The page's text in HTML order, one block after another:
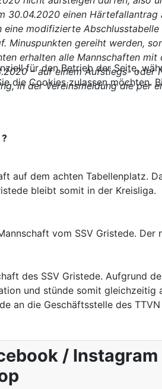
einen Härtefallantrag
modifizierte
gereiht werden,
erhalten alle Mannschaften
– auf einem Aufstiegs-
in der Vereinsmeldung die
auf dem achten Tabellenplatz.
bleibt somit in der Kreisliga.
vom SSV Gristede.
des SSV Gristede. Aufgrund
und stünde somit gleichzeitig
an die Geschäftsstelle des
/ Instagram
für den Betrieb der Seite,
die Cookies zulassen